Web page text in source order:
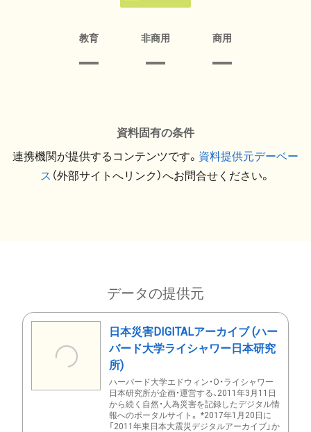
教育 非商用 商用
資料固有の条件
連携機関が提供するコンテンツです。 資料提供元デーベー
ス （外部サイトへリンク）へお問合せください。
データの提供元
日本災害DIGITALアーカイブ (ハー
バード大学ライシャワー日本研究
所)
ハーバード大学エドウィン・O・ライシャワー
日本研究所が企画・運営する、2011年3月11日
から続く自然・人為災害を記録したデジタル情
報へのポータルサイト。 *2017年1月20日に
「2011年東日本大震災デジタルアーカイブ」か